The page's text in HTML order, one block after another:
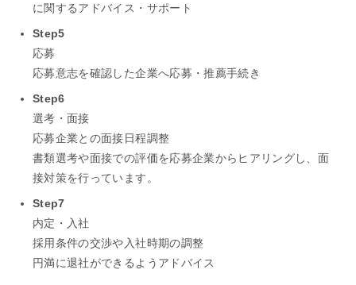
に関するアドバイス・サポート
Step5
応募
応募意志を確認した企業へ応募・推薦手続き
Step6
選考・面接
応募企業との面接日程調整
書類選考や面接での評価を応募企業からヒアリングし、面
接対策を行っています。
Step7
内定・入社
採用条件の交渉や入社時期の調整
円満に退社ができるようアドバイス